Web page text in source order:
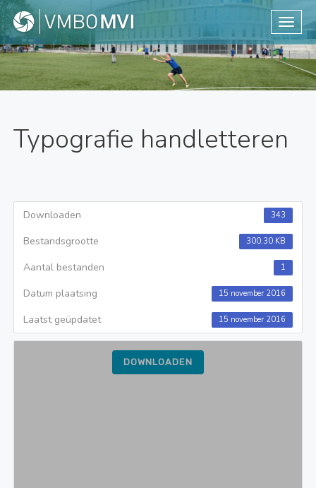
Typografie handletteren
Downloaden 343
Bestandsgrootte 300.30 KB
Aantal bestanden 1
Datum plaatsing 15 november 2016
Laatst geüpdatet 15 november 2016
DOWNLOADEN